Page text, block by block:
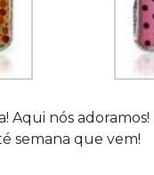
Aqui nós adoramos!
semana que vem!